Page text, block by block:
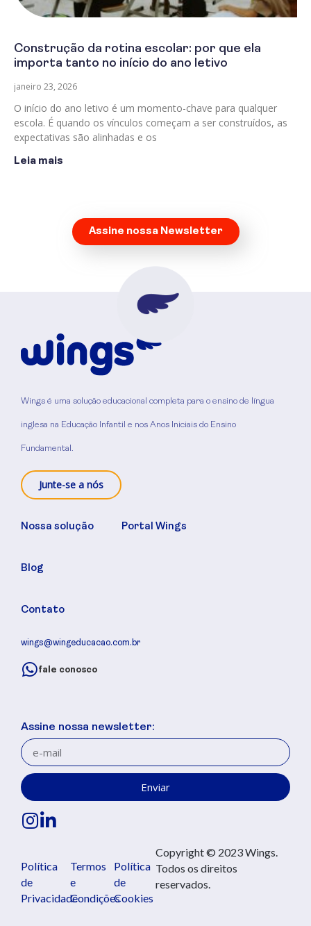
Construção da rotina escolar: por que ela
importa tanto no início do ano letivo
janeiro 23, 2026
O início do ano letivo é um momento-chave para qualquer
escola. É quando os vínculos começam a ser construídos, as
expectativas são alinhadas e os
Leia mais
Assine nossa Newsletter
Wings é uma solução educacional completa para o ensino de língua
inglesa na Educação Infantil e nos Anos Iniciais do Ensino
Fundamental.
Junte-se a nós
Nossa solução
Blog
Contato
Portal Wings
wings@wingeducacao.com.br
fale conosco
Assine nossa newsletter:
Enviar
Política
de
Privacidade
Termos
e
Condições
Política
de
Cookies
Copyright © 2023 Wings.
Todos os direitos
reservados.